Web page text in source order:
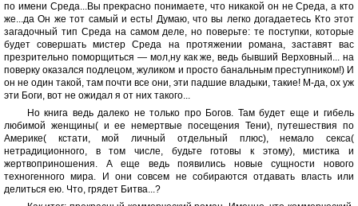
по имени Среда...Вы прекрасно понимаете, что никакой он не Среда, а кто
же...да Он же тот самый и есть! Думаю, что вы легко догадаетесь Кто этот
загадочный тип Среда на самом деле, но поверьте: те поступки, которые
будет совершать мистер Среда на протяжении романа, заставят вас
презрительно поморщиться — мол,ну как же, ведь бывший Верховный... на
поверку оказался подлецом, жуликом и просто банальным преступником!) И
он не один такой, там почти все они, эти падшие владыки, такие! М-да, ох уж
эти Боги, вот не ожидал я от них такого...
Но книга ведь далеко не только про Богов. Там будет еще и гибель
любимой женщины( и ее немертвые посещения Тени), путешествия по
Америке( кстати, мой личный отдельный плюс), немало секса(
нетрадиционного, в том числе, будьте готовы к этому), мистика и
жертвоприношения. А еще ведь появились новые сущности нового
техногенного мира. И они совсем не собираются отдавать власть или
делиться ею. Что, грядет Битва...?